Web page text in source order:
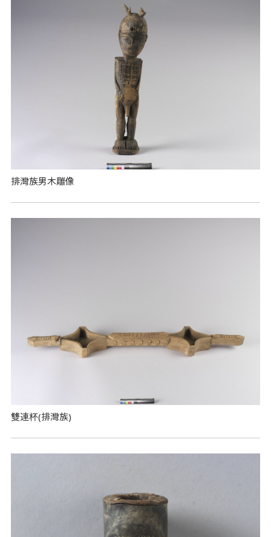
排灣族男木雕像
雙連杯(排灣族)